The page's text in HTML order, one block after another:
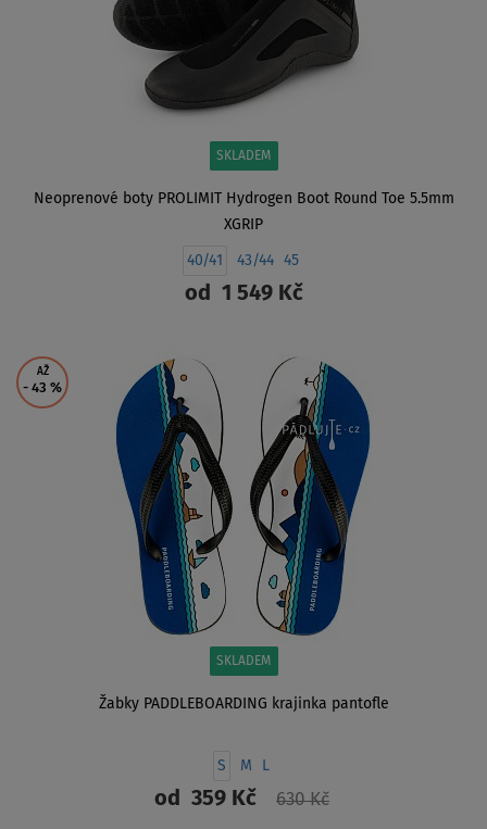
SKLADEM
Neoprenové boty PROLIMIT Hydrogen Boot Round Toe 5.5mm
XGRIP
40/41 43/44 45
od 1 549 Kč
AŽ
- 43 %
SKLADEM
Žabky PADDLEBOARDING krajinka pantofle
S M L
od 359 Kč 630 Kč